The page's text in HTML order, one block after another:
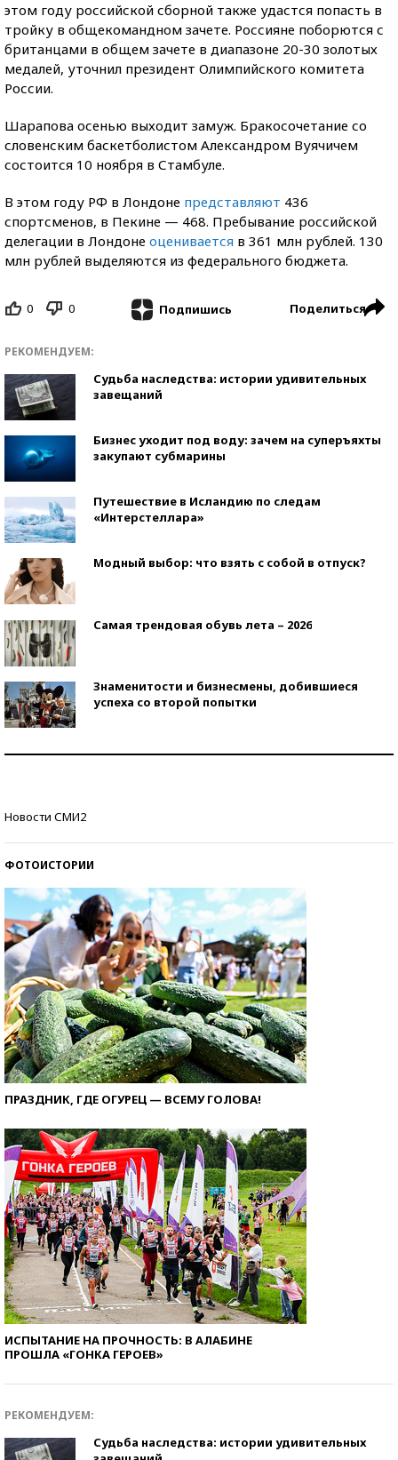
этом году российской сборной также удастся попасть в
тройку в общекомандном зачете. Россияне поборются с
британцами в общем зачете в диапазоне 20-30 золотых
медалей, уточнил президент Олимпийского комитета
России.
Шарапова осенью выходит замуж. Бракосочетание со
словенским баскетболистом Александром Вуячичем
состоится 10 ноября в Стамбуле.
В этом году РФ в Лондоне представляют 436
спортсменов, в Пекине — 468. Пребывание российской
делегации в Лондоне оценивается в 361 млн рублей. 130
млн рублей выделяются из федерального бюджета.
0 0 Подпишись Поделиться
РЕКОМЕНДУЕМ:
Судьба наследства: истории удивительных
завещаний
Бизнес уходит под воду: зачем на суперъяхты
закупают субмарины
Путешествие в Исландию по следам
«Интерстеллара»
Модный выбор: что взять с собой в отпуск?
Самая трендовая обувь лета – 2026
Знаменитости и бизнесмены, добившиеся
успеха со второй попытки
Новости СМИ2
ФОТОИСТОРИИ
ПРАЗДНИК, ГДЕ ОГУРЕЦ — ВСЕМУ ГОЛОВА!
ИСПЫТАНИЕ НА ПРОЧНОСТЬ: В АЛАБИНЕ
ПРОШЛА «ГОНКА ГЕРОЕВ»
РЕКОМЕНДУЕМ:
Судьба наследства: истории удивительных